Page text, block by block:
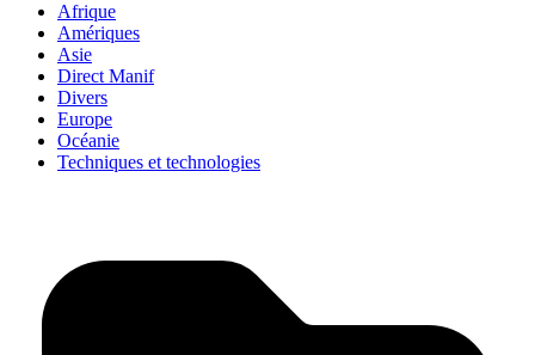
Afrique
Amériques
Asie
Direct Manif
Divers
Europe
Océanie
Techniques et technologies